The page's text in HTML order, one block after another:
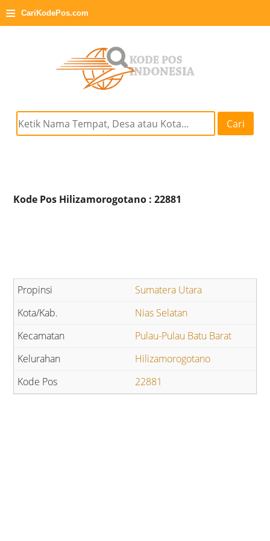
≡ CariKodePos.com
Cari
Kode Pos Hilizamorogotano : 22881
Sumatera Utara
Nias Selatan
Pulau-Pulau Batu Barat
Hilizamorogotano
22881